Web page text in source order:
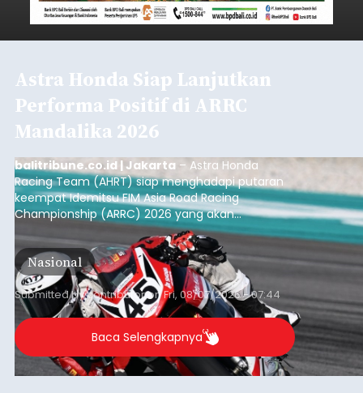
Astra Honda Siap Lanjutkan
Performa Positif di ARRC
Mandalika 2026
balitribune.co.id | Jakarta – Astra Honda
Racing Team (AHRT) siap menghadapi putaran
keempat Idemitsu FIM Asia Road Racing
Championship (ARRC) 2026 yang akan
berlangsung di Pertamina Mandalika
International Circuit, Lombok, Nusa Tenggara
Barat, pada 7–9 Agustus 2026.
Nasional
Submitted bycontributoronFri, 08/07/2026 - 07:44
Baca Selengkapnya